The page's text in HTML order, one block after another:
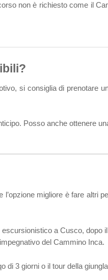
non è richiesto come il
si consiglia di prenotare
Posso anche ottenere
migliore è fare altri
a Cusco, dopo
del Cammino Inca.
di 3 giorni o il tour della